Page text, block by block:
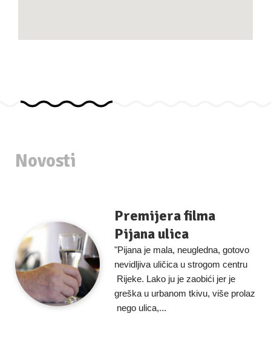
Novosti
Premijera filma
Pijana ulica
"Pijana je mala, neugledna, gotovo
nevidljiva uličica u strogom centru
Rijeke. Lako ju je zaobići jer je
greška u urbanom tkivu, više prolaz
nego ulica,...